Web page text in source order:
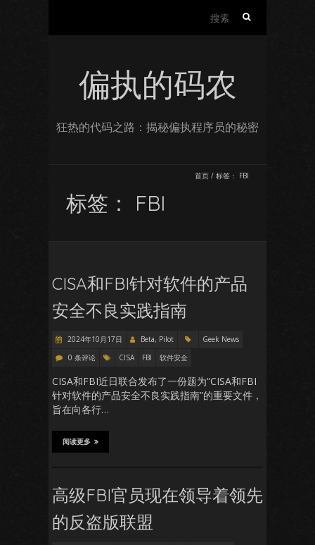
偏执的码农
狂热的代码之路：揭秘偏执程序员的秘密
首页 / 标签： FBI
标签： FBI
CISA和FBI针对软件的产品
安全不良实践指南
2024年10月17日 Beta, Pilot
Geek News
0 条评论
CISA FBI 软件安全
CISA和FBI近日联合发布了一份题为“CISA和FBI
针对软件的产品安全不良实践指南”的重要文件，
旨在向各行…
阅读更多
高级FBI官员现在领导着领先
的反盗版联盟